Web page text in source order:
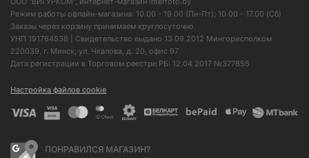
Режим работы офлайн-магазина: 10.00 - 19.00 (Пн-Пт); 10.00 - 17.00 (Сб)
Заказы через корзину принимаем круглосуточно.
УНП 191764538 | Свидетельство выдано 13.09.2012 Мингорисполком
220039, г. Минск, ул. Чкалова, д. 20, офис 97
Дата регистрации в Торговом реестре РБ: 12.04.2017 №377855
Настройка файлов cookie
ПОНРАВИЛСЯ МАГАЗИН?